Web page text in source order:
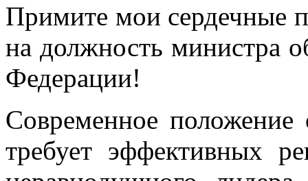
Примите мои сердечные
на должность министра
Федерации!
Современное положение
требует эффективных